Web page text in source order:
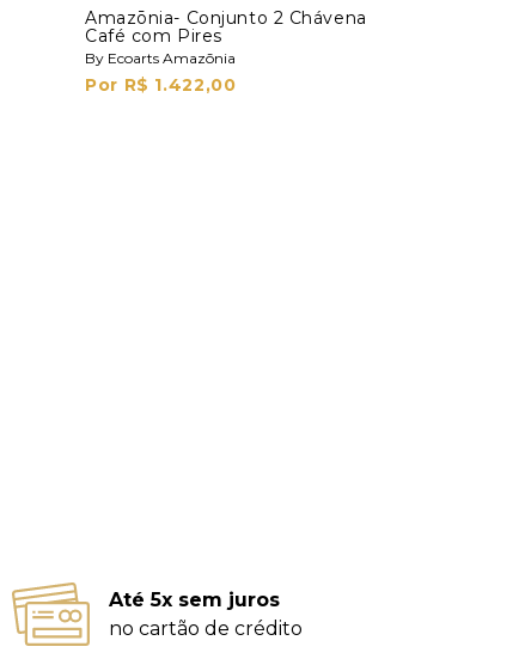
Amazōnia- Conjunto 2 Chávena
Café com Pires
By Ecoarts Amazōnia
Por R$ 1.422,00
Até 5x sem juros
no cartão de crédito